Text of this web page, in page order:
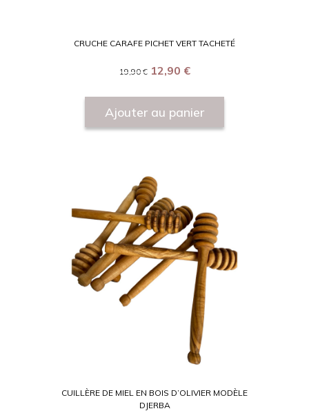
CRUCHE CARAFE PICHET VERT TACHETÉ
19,90 € 12,90 €
Ajouter au panier
CUILLÈRE DE MIEL EN BOIS D’OLIVIER MODÈLE
DJERBA